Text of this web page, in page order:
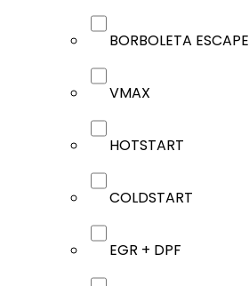
BORBOLETA ESCAPE
VMAX
HOTSTART
COLDSTART
EGR + DPF